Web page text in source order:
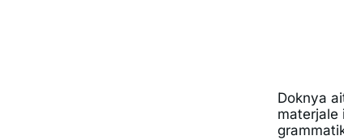
Doknya
materjale